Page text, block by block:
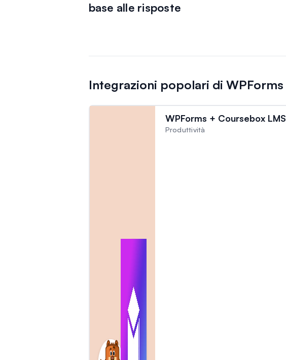
base alle risposte
Integrazioni popolari di WPForms
WPForms + Coursebox LMS
Produttività